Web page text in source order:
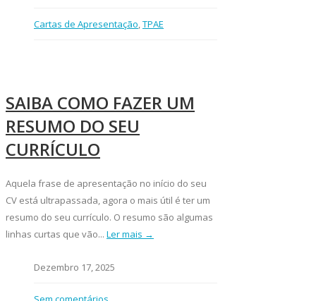
Cartas de Apresentação,TPAE
SAIBA COMO FAZER UM
RESUMO DO SEU
CURRÍCULO
Aquela frase de apresentação no início do seu
CV está ultrapassada, agora o mais útil é ter um
resumo do seu currículo. O resumo são algumas
linhas curtas que vão... Ler mais →
Dezembro 17, 2025